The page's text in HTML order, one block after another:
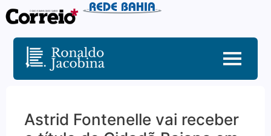
Astrid Fontenelle vai receber